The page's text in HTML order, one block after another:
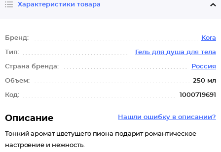
Характеристики товара
Бренд: Kora
Тип: Гель для душа для тела
Страна бренда: Россия
Объем: 250 мл
Код: 1000719691
Нашли ошибку в описании?
Описание
Тонкий аромат цветущего пиона подарит романтическое
настроение и нежность.